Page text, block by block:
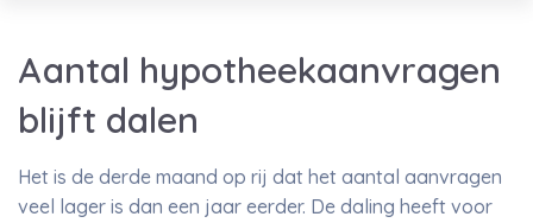
Aantal hypotheekaanvragen
blijft dalen
Het is de derde maand op rij dat het aantal aanvragen
veel lager is dan een jaar eerder. De daling heeft voor